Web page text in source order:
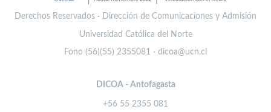
Derechos Reservados · Dirección de Comunicaciones y Admisión
Universidad Católica del Norte
Fono (56)(55) 2355081 · dicoa@ucn.cl
DICOA - Antofagasta
+56 55 2355 081